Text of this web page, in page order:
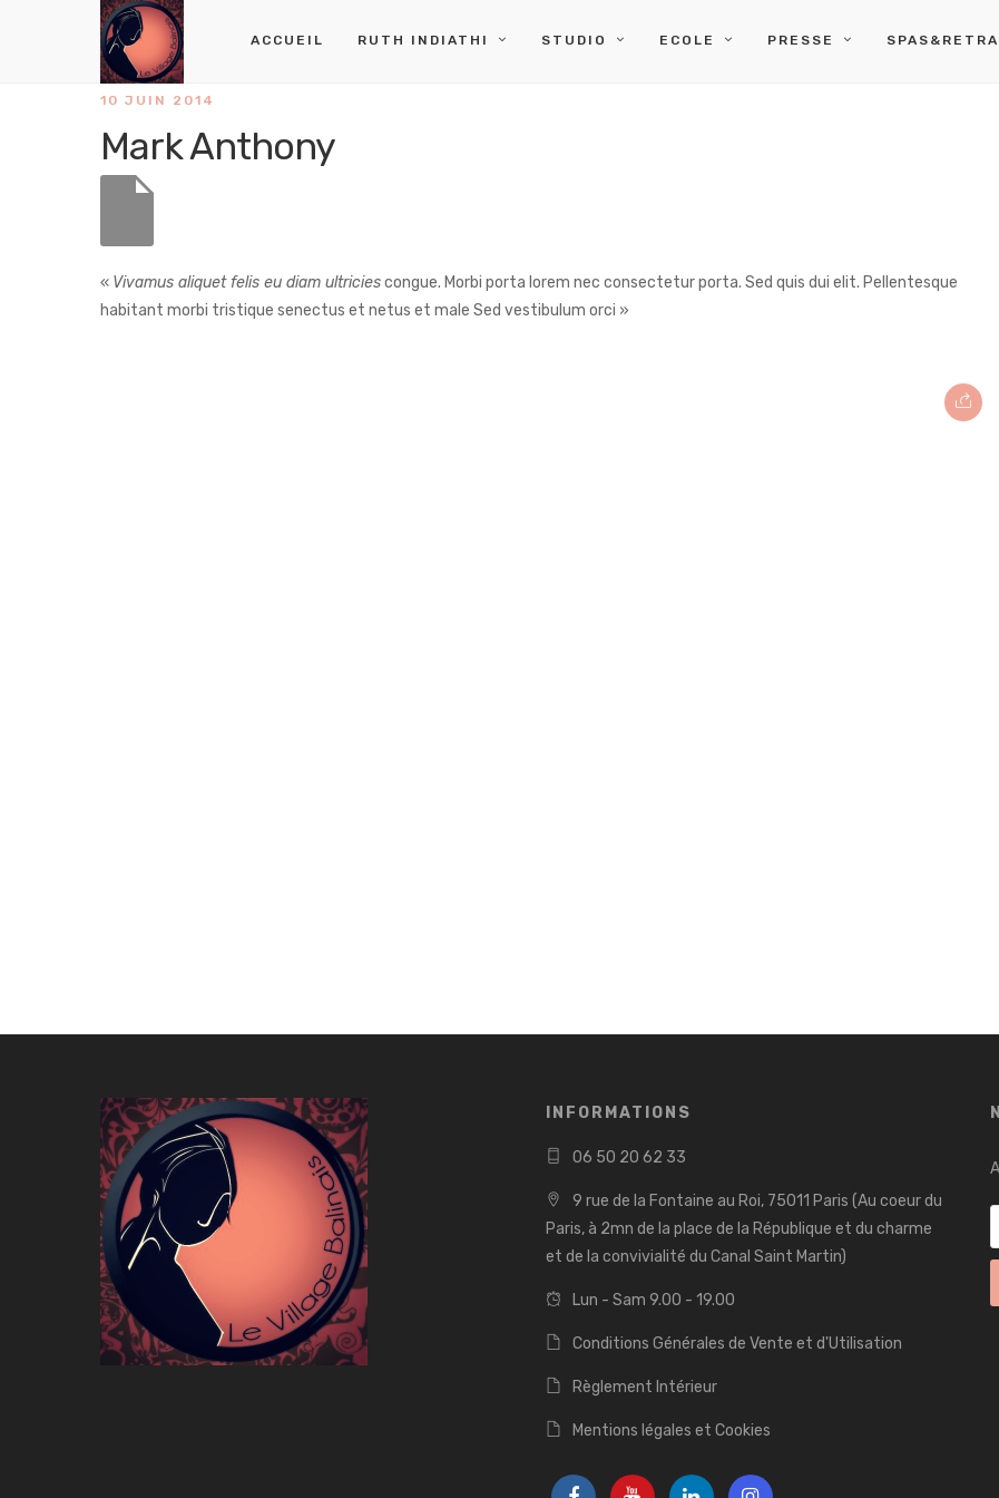
ACCUEIL RUTH INDIATHI STUDIO ECOLE PRESSE
10 JUIN 2014
Mark Anthony
« Vivamus aliquet felis eu diam ultriciescongue. Morbi porta lorem nec consectetur porta. Sed quis dui elit. Pellentesque
habitant morbi tristique senectus et netus et male Sed vestibulum orci »
INFORMATIONS
06 50 20 62 33
9 rue de la Fontaine au Roi, 75011 Paris (Au coeur du
Paris, à 2mn de la place de la République et du charme
et de la convivialité du Canal Saint Martin)
Lun - Sam 9.00 - 19.00
Conditions Générales de Vente et d'Utilisation
Règlement Intérieur
Mentions légales et Cookies